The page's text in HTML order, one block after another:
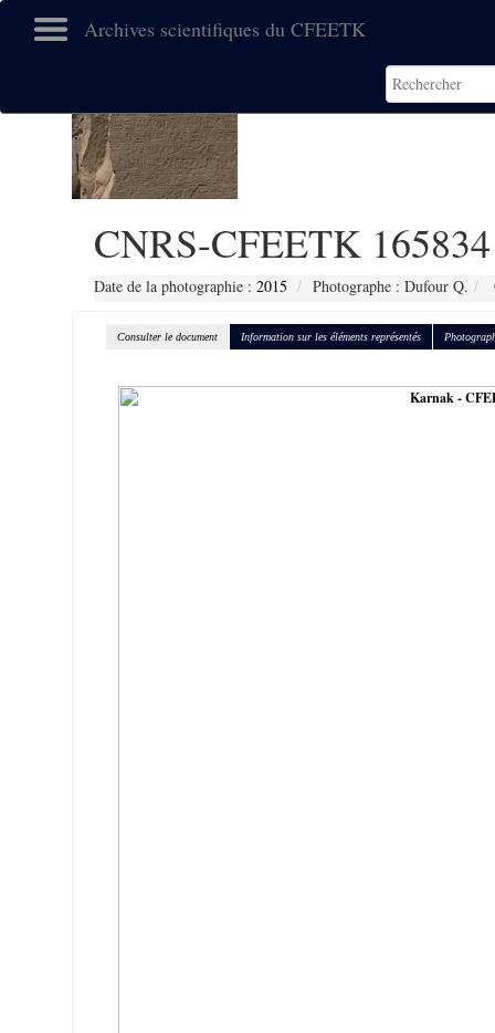
Archives scientifiques du CFEETK
CNRS-CFEETK 165834
Date de la photographie : 2015 Photographe : Dufour Q.
Consulter le document Information sur les éléments représentés